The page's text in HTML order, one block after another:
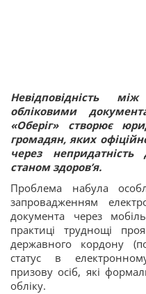
Невідповідність
обліковими
«Оберіг» створює
громадян, яких
через
станом здоров’я.
Проблема набула
запровадженням
документа через
практиці труднощі
державного кордону
статус в
призову осіб, які
обліку.